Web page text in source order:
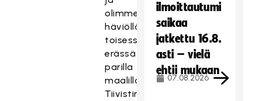
olimme
häviöllä
toisessa
erässä
parilla
maalilla.
Tiivistimme
ilmoittautumi
saikaa
jatkettu 16.8.
asti – vielä
ehtii mukaan
07.08.2026